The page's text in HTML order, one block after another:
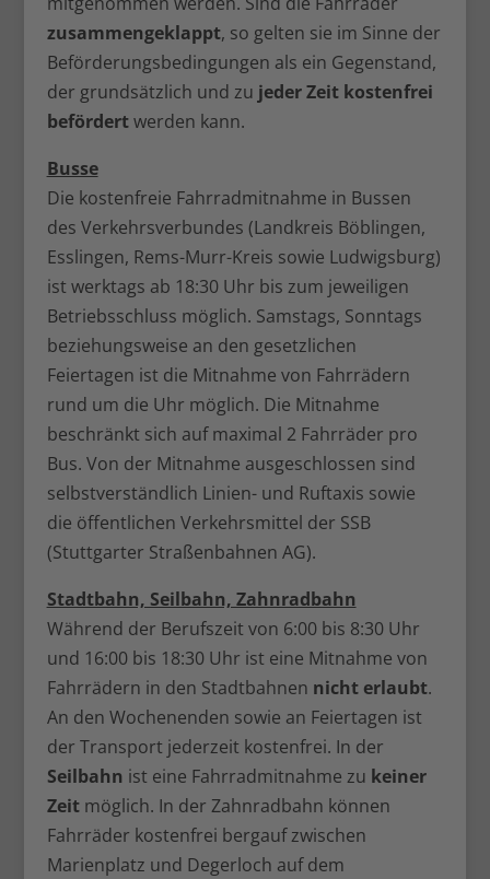
zusammengeklappt, so gelten sie im Sinne der
Beförderungsbedingungen als ein Gegenstand,
der grundsätzlich und zu jeder Zeit kostenfrei
befördertwerden kann.
Busse
Die kostenfreie Fahrradmitnahme in Bussen
des Verkehrsverbundes (Landkreis Böblingen,
Esslingen, Rems-Murr-Kreis sowie Ludwigsburg)
ist werktags ab 18:30 Uhr bis zum jeweiligen
Betriebsschluss möglich. Samstags, Sonntags
beziehungsweise an den gesetzlichen
Feiertagen ist die Mitnahme von Fahrrädern
rund um die Uhr möglich. Die Mitnahme
beschränkt sich auf maximal 2 Fahrräder pro
Bus. Von der Mitnahme ausgeschlossen sind
selbstverständlich Linien- und Ruftaxis sowie
die öffentlichen Verkehrsmittel der SSB
(Stuttgarter Straßenbahnen AG).
Stadtbahn, Seilbahn, Zahnradbahn
Während der Berufszeit von 6:00 bis 8:30 Uhr
und 16:00 bis 18:30 Uhr ist eine Mitnahme von
Fahrrädern in den Stadtbahnen nicht erlaubt.
An den Wochenenden sowie an Feiertagen ist
der Transport jederzeit kostenfrei. In der
Seilbahn ist eine Fahrradmitnahme zu keiner
Zeitmöglich. In der Zahnradbahn können
Fahrräder kostenfrei bergauf zwischen
Marienplatz und Degerloch auf dem